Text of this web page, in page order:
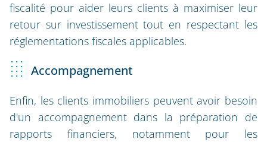
fiscalité pour aider leurs clients à maximiser leur
retour sur investissement tout en respectant les
réglementations fiscales applicables.
Accompagnement
Enfin, les clients immobiliers peuvent avoir besoin
d'un accompagnement dans la préparation de
rapports financiers, notamment pour les